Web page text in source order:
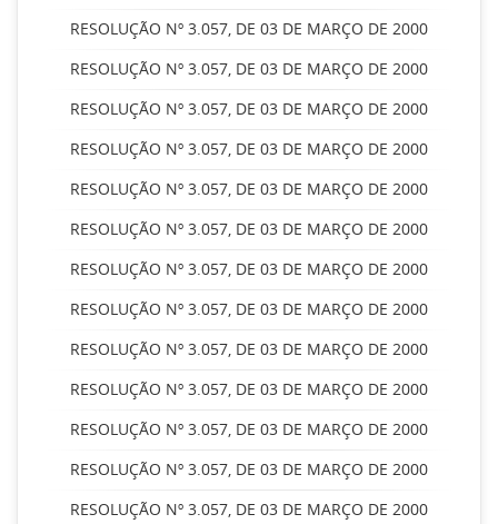
RESOLUÇÃO Nº 3.057, DE 03 DE MARÇO DE 2000
RESOLUÇÃO Nº 3.057, DE 03 DE MARÇO DE 2000
RESOLUÇÃO Nº 3.057, DE 03 DE MARÇO DE 2000
RESOLUÇÃO Nº 3.057, DE 03 DE MARÇO DE 2000
RESOLUÇÃO Nº 3.057, DE 03 DE MARÇO DE 2000
RESOLUÇÃO Nº 3.057, DE 03 DE MARÇO DE 2000
RESOLUÇÃO Nº 3.057, DE 03 DE MARÇO DE 2000
RESOLUÇÃO Nº 3.057, DE 03 DE MARÇO DE 2000
RESOLUÇÃO Nº 3.057, DE 03 DE MARÇO DE 2000
RESOLUÇÃO Nº 3.057, DE 03 DE MARÇO DE 2000
RESOLUÇÃO Nº 3.057, DE 03 DE MARÇO DE 2000
RESOLUÇÃO Nº 3.057, DE 03 DE MARÇO DE 2000
RESOLUÇÃO Nº 3.057, DE 03 DE MARÇO DE 2000